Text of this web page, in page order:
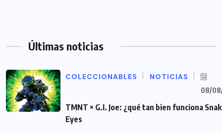
Últimas noticias
COLECCIONABLES NOTICIAS
08/
TMNT × G.I. Joe: ¿qué tan bien funciona
Eyes